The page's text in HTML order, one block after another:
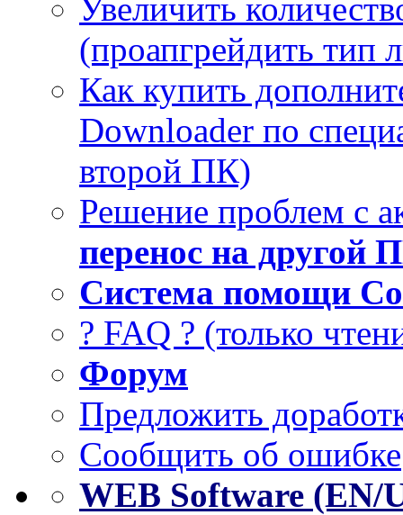
Увеличить
(проапгрейдить тип
Как купить
Downloader по
второй ПК)
Решение проблем с
перенос на другой
Система помощи
? FAQ ? (только
Форум
Предложить
Сообщить об ошибке
WEB Software (EN/